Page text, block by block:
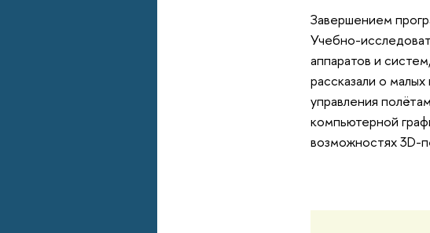
Завершением
Учебно-
аппаратов и
рассказали о
управления
компьютерной
возможностях 3D-